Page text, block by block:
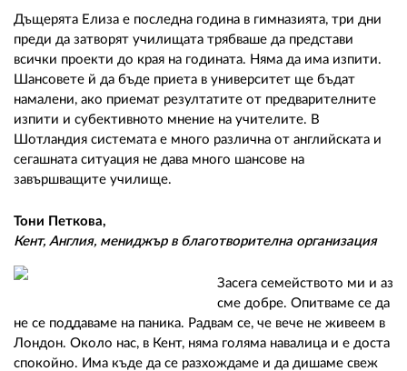
Дъщерята Елиза е последна година в гимназията, три дни
преди да затворят училищата трябваше да представи
всички проекти до края на годината. Няма да има изпити.
Шансовете й да бъде приета в университет ще бъдат
намалени, ако приемат резултатите от предварителните
изпити и субективното мнение на учителите. В
Шотландия системата е много различна от английската и
сегашната ситуация не дава много шансове на
завършващите училище.
Тони Петкова,
Кент, Англия, мениджър в благотворителна организация
Засега семейството ми и аз
сме добре. Опитваме се да
не се поддаваме на паника. Радвам се, че вече не живеем в
Лондон. Около нас, в Кент, няма голяма навалица и е доста
спокойно. Има къде да се разхождаме и да дишаме свеж